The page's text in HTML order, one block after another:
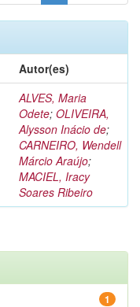
Autor(es)
ALVES, Maria
Odete; OLIVEIRA,
Alysson Inácio de;
CARNEIRO, Wendell
Márcio Araújo;
MACIEL, Iracy
Soares Ribeiro
1